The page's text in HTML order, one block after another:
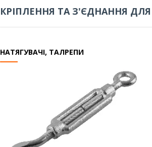
КРІПЛЕННЯ ТА З'ЄДНАННЯ ДЛЯ
НАТЯГУВАЧІ, ТАЛРЕПИ